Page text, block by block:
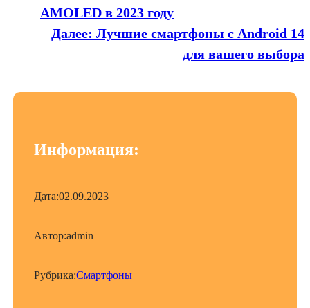
AMOLED в 2023 году
Далее: Лучшие смартфоны с Android 14
для вашего выбора
Информация:
Дата:02.09.2023
Автор:admin
Рубрика:Смартфоны